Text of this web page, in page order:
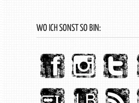
WO ICH SONST SO BIN: